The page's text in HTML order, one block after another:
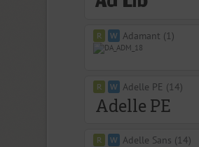
Adamant (1)
Adelle PE (14)
Adelle Sans (14)